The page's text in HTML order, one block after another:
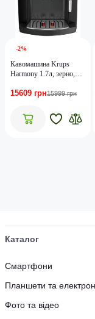
-2%
Кавомашина Krups
Harmony 1.7л, зерно,
мех. керування,
рецепт, чорний
15609 грн15999 грн
Каталог
Смартфони
Планшети та
Фото та відео